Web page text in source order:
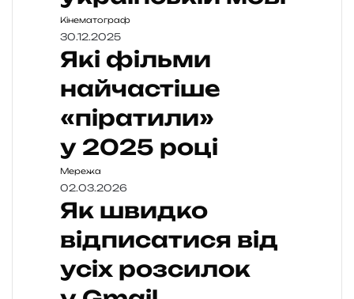
Кінематограф
30.12.2025
Які фільми
найчастіше
«піратили»
у 2025 році
Мережа
02.03.2026
Як швидко
відписатися від
усіх розсилок